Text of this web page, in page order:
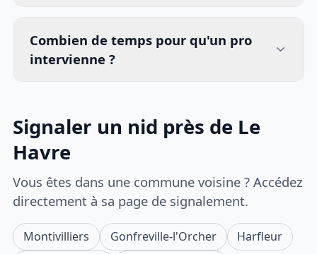
Combien de temps pour qu'un pro
intervienne ?
Signaler un nid près de Le
Havre
Vous êtes dans une commune voisine ? Accédez
directement à sa page de signalement.
Montivilliers Gonfreville-l'Orcher
Harfleur